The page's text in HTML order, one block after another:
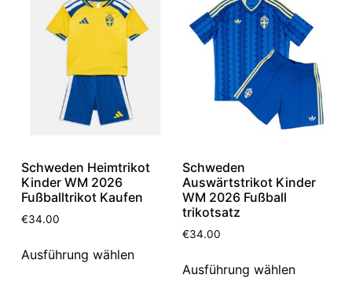
Schweden Heimtrikot
Kinder WM 2026
Fußballtrikot Kaufen
€34.00
Ausführung wählen
Schweden
Auswärtstrikot Kinder
WM 2026 Fußball
trikotsatz
€34.00
Ausführung wählen